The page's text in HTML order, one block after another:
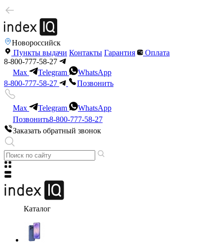
Новороссийск
Пункты выдачи Контакты Гарантия
Оплата
8-800-777-58-27
Max
Telegram
WhatsApp
8-800-777-58-27
Позвонить
Max Telegram
WhatsApp
Позвонить8-800-777-58-27
Заказать обратный звонок
Каталог